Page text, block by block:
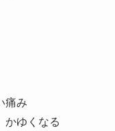
痛み
かゆくなる